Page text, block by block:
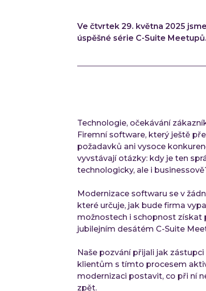
Ve čtvrtek 29. května 2025
úspěšné série C-Suite Meetupů.
Technologie, očekávání
Firemní software, který ještě
požadavků ani vysoce
vyvstávají otázky: kdy je ten
technologicky, ale i
Modernizace softwaru se v
které určuje, jak bude firma
možnostech i schopnost získat
jubilejním desátém C-Suite
Naše pozvání přijali jak
klientům s tímto procesem
modernizaci postavit, co při ní
zpět.